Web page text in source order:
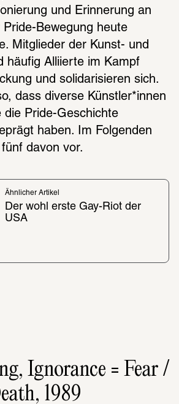
und Erinnerung an
Bewegung heute
Mitglieder der Kunst- und
häufig Alliierte im Kampf
und solidarisieren sich.
dass diverse Künstler*innen
die Pride-Geschichte
haben. Im Folgenden
davon vor.
Ähnlicher Artikel
Der wohl erste Gay-Riot der
USA
Ignorance = Fear /
1989